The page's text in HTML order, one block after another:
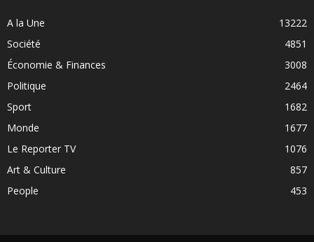
A la Une
13222
Société
4851
Économie & Finances
3008
Politique
2464
Sport
1682
Monde
1677
Le Reporter TV
1076
Art & Culture
857
People
453